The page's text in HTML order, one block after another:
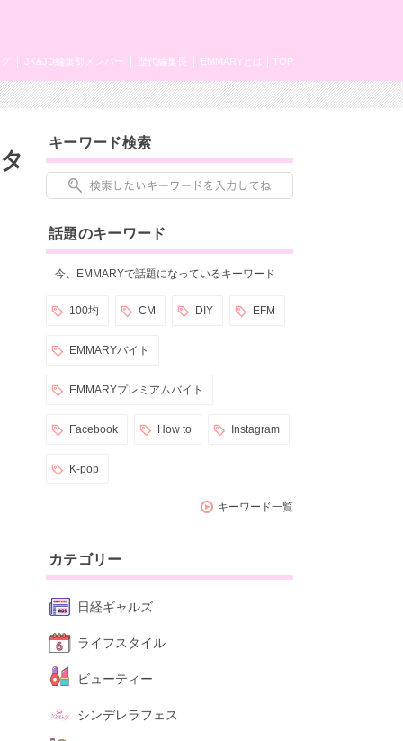
TOP
EMMARYとは
歴代編集長
JK&JD編集部メンバー
キーワード検索
話題のキーワード
今、EMMARYで話題になっているキーワード
100均 CM DIY EFM
EMMARYバイト
EMMARYプレミアムバイト
Facebook How to Instagram
K-pop
キーワード一覧
カテゴリー
日経ギャルズ
ライフスタイル
ビューティー
シンデレラフェス